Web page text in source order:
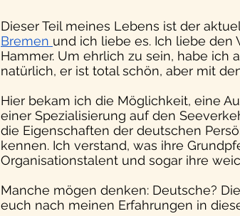
Dieser Teil meines Lebens ist der
Bremen und ich liebe es. Ich liebe den
Hammer. Um ehrlich zu sein, habe ich
natürlich, er ist total schön, aber mit
Hier bekam ich die Möglichkeit, eine
einer Spezialisierung auf den
die Eigenschaften der deutschen
kennen. Ich verstand, was ihre
Organisationstalent und sogar ihre
Manche mögen denken: Deutsche?
euch nach meinen Erfahrungen in